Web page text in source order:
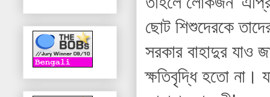
ছোট শিশুদেরকে
সরকার বাহাদুর যাও
ক্ষতিবৃদ্ধি হতো না।